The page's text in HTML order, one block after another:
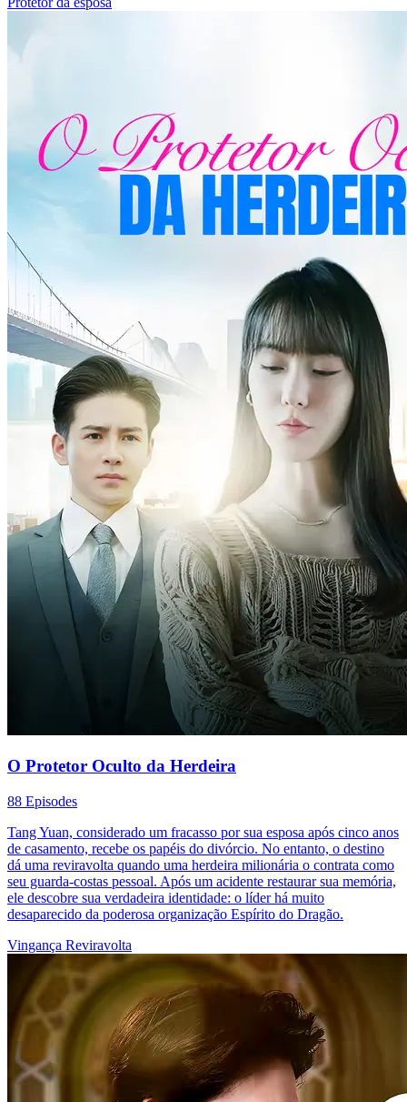
O Protetor Oculto da Herdeira
88 Episodes
Tang Yuan, considerado um fracasso por sua esposa após cinco anos
de casamento, recebe os papéis do divórcio. No entanto, o destino
dá uma reviravolta quando uma herdeira milionária o contrata como
seu guarda-costas pessoal. Após um acidente restaurar sua memória,
ele descobre sua verdadeira identidade: o líder há muito
desaparecido da poderosa organização Espírito do Dragão.
Vingança Reviravolta